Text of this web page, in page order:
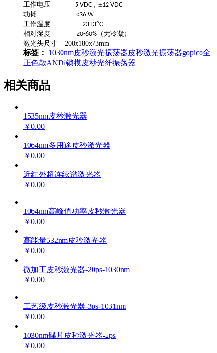
工作电压 5 VDC ，±12 VDC
功耗 <36 W
工作温度 23±3°C
相对湿度 20-60% （无冷凝）
激光头尺寸 200x180x73mm
标签： 1030nm皮秒激光振荡器皮秒激光振荡器gopico全
正色散ANDi锁模皮秒光纤振荡器
相关商品
1535nm皮秒激光器
￥0.00
1064nm多用途皮秒激光器
￥0.00
近红外超连续谱激光器
￥0.00
1064nm高峰值功率皮秒激光器
￥0.00
高能量532nm皮秒激光器
￥0.00
微加工皮秒激光器-20ps-1030nm
￥0.00
工艺级皮秒激光器-3ps-1031nm
￥0.00
1030nm碟片皮秒激光器-2ps
￥0.00